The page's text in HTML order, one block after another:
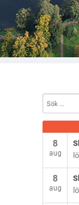
8
aug
8
aug